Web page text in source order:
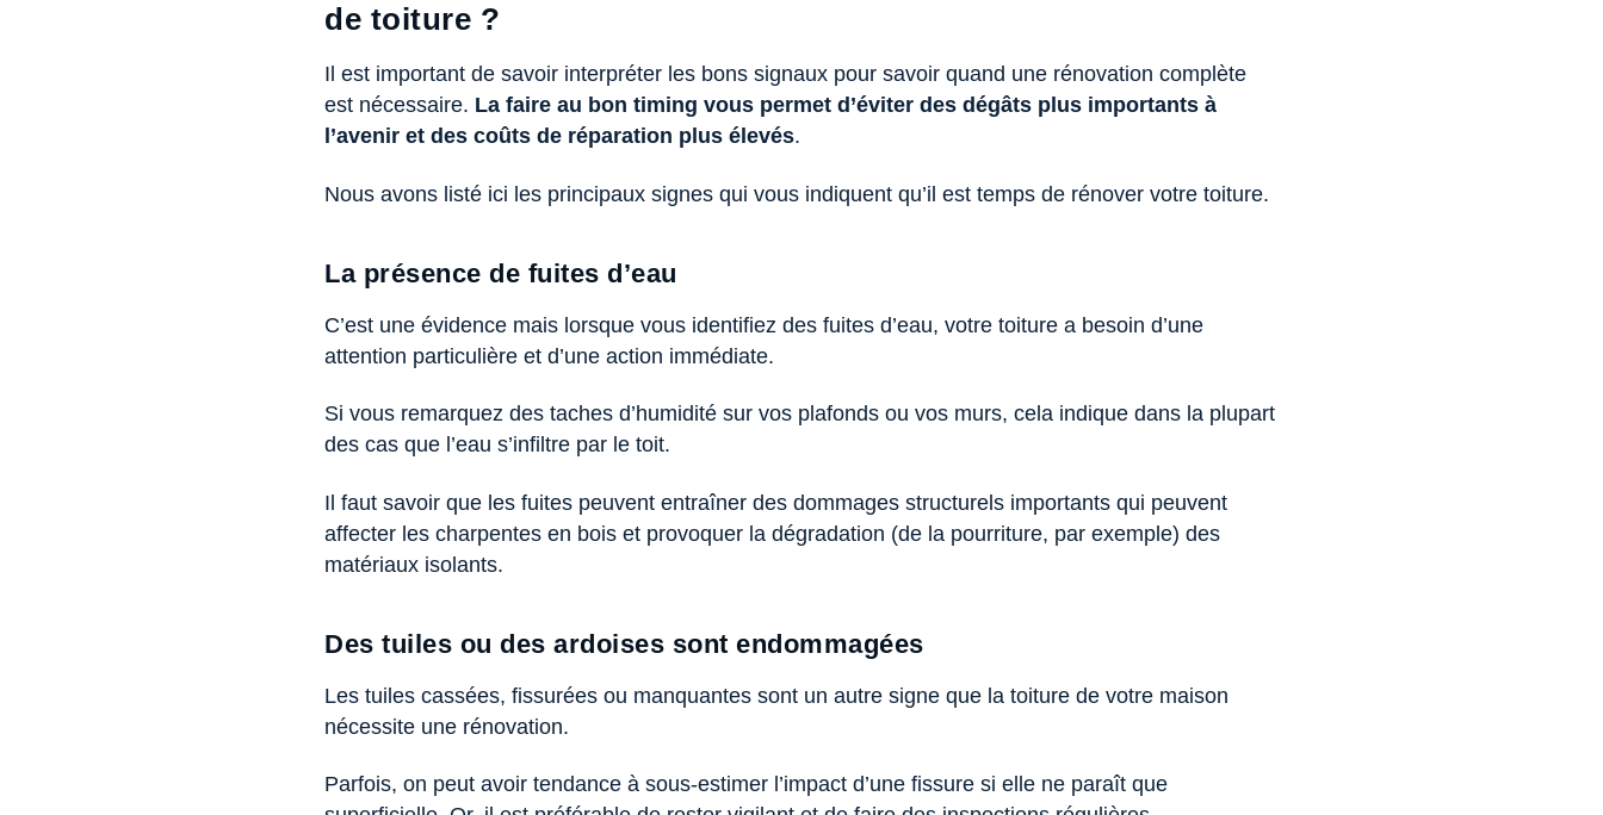
de toiture ?
Il est important de savoir interpréter les bons signaux pour savoir quand une rénovation complète
est nécessaire. La faire au bon timing vous permet d’éviter des dégâts plus importants à
l’avenir et des coûts de réparation plus élevés.
Nous avons listé ici les principaux signes qui vous indiquent qu’il est temps de rénover votre toiture.
La présence de fuites d’eau
C’est une évidence mais lorsque vous identifiez des fuites d’eau, votre toiture a besoin d’une
attention particulière et d’une action immédiate.
Si vous remarquez des taches d’humidité sur vos plafonds ou vos murs, cela indique dans la plupart
des cas que l’eau s’infiltre par le toit.
Il faut savoir que les fuites peuvent entraîner des dommages structurels importants qui peuvent
affecter les charpentes en bois et provoquer la dégradation (de la pourriture, par exemple) des
matériaux isolants.
Des tuiles ou des ardoises sont endommagées
Les tuiles cassées, fissurées ou manquantes sont un autre signe que la toiture de votre maison
nécessite une rénovation.
Parfois, on peut avoir tendance à sous-estimer l’impact d’une fissure si elle ne paraît que